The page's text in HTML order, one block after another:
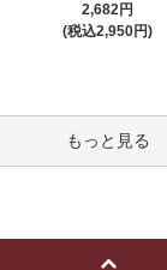
2,682円
(税込2,950円)
もっと見る